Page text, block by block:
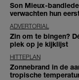
Son Mieux-
verwachten hun
ADVERTORIAL
Zin om te bingen?
plek op je kijklijst
HITTEPLAN
Zonnebrand in de
tropische